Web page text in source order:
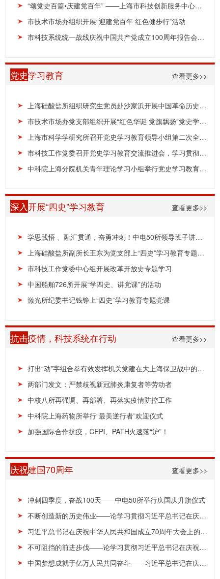
“颂党史百篇•庆建党百年” ——上海市科技创新服务中心组织举办“喜迎建党100周年”党史颂读、...
市技术市场办组织开展“迎建党百年 红色健步行”活动
市科技系统统一战线庆祝中国共产党成立100周年报告会日前举办
党史学习教育 查看更多>>
上海硅酸盐所组织研究生党员赴沙家浜开展中国革命历史教育活动
市技术市场办党支部组织开展“红色华诞 党旗飘扬”党史学习教育主题党日活动
上海市科学学研究所召开党史学习教育领导小组第二次全体会议
市科技工作党委召开党史学习教育交流推进会，学习贯彻“七一”重要讲话精神，推动党史学习教育持...
中科院上海分院机关青年理论学习小组举行党史学习教育第十次专题学习会
深入开展“四史”学习教育 查看更多>>
学思践悟 、融汇贯通，奋勇冲刺！中电50所领导班子讲授“四史”学习教育专题党课
上海硅酸盐所副所长王东为党支部上“四史”学习教育专题党课
市科技工作党委中心组开展改革开放史专题学习
中国船舶726所开展“学四史、讲党课”的活动
激光所纪委书记钱铮上“四史”学习教育专题党课
抗击疫情，科技系统在行动 查看更多>>
打出“动”字组合拳有效发挥机关党建在大上海保卫战中的引领保障作用
两部门发文：严禁歧视新冠肺炎康复者等劳动者
中核八所再强调、再部署、再落实疫情防控工作
中科院上海药物所举行“最美逆行者”欢迎仪式
加强国际合作抗疫，CEPI、PATH火速落“沪”！
庆祝建国70周年 查看更多>>
冲刺四季度，奋战100天——中电50所举行庆国庆升旗仪式
不断创造新的历史伟业——论学习贯彻习近平总书记在庆祝中华人民共和国成立70周年大会上重要讲话
习近平总书记在庆祝中华人民共和国成立70周年大会上的重要讲话在上海广大科研人员中引发热烈反响...
不可阻挡的前进步伐——论学习贯彻习近平总书记在庆祝中华人民共和国成立70周年大会上重要讲话
中国梦想成就于亿万人民共同奋斗——习近平总书记在庆祝中华人民共和国成立70周年大会上的重要讲...